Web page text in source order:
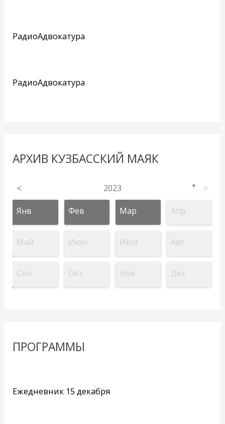
РадиоАдвокатура
РадиоАдвокатура
АРХИВ КУЗБАССКИЙ МАЯК
< 2023 ▼ >
Янв Фев Мар Апр
Май Июн Июл Авг
Сен Окт Ноя Дек
ПРОГРАММЫ
Ежедневник 15 декабря